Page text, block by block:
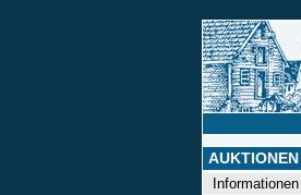
AUKTIONEN
Informationen